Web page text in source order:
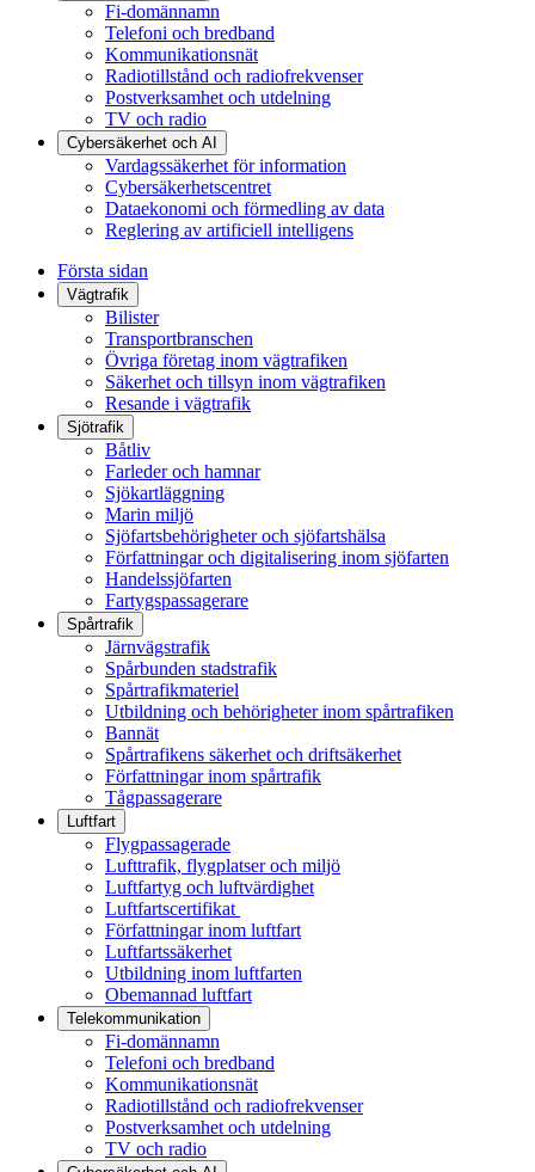
Fi-domännamn
Telefoni och bredband
Kommunikationsnät
Radiotillstånd och radiofrekvenser
Postverksamhet och utdelning
TV och radio
Cybersäkerhet och AI
Vardagssäkerhet för information
Cybersäkerhetscentret
Dataekonomi och förmedling av data
Reglering av artificiell intelligens
Första sidan
Vägtrafik
Bilister
Transportbranschen
Övriga företag inom vägtrafiken
Säkerhet och tillsyn inom vägtrafiken
Resande i vägtrafik
Sjötrafik
Båtliv
Farleder och hamnar
Sjökartläggning
Marin miljö
Sjöfartsbehörigheter och sjöfartshälsa
Författningar och digitalisering inom sjöfarten
Handelssjöfarten
Fartygspassagerare
Spårtrafik
Järnvägstrafik
Spårbunden stadstrafik
Spårtrafikmateriel
Utbildning och behörigheter inom spårtrafiken
Bannät
Spårtrafikens säkerhet och driftsäkerhet
Författningar inom spårtrafik
Tågpassagerare
Luftfart
Flygpassagerade
Lufttrafik, flygplatser och miljö
Luftfartyg och luftvärdighet
Luftfartscertifikat
Författningar inom luftfart
Luftfartssäkerhet
Utbildning inom luftfarten
Obemannad luftfart
Telekommunikation
Fi-domännamn
Telefoni och bredband
Kommunikationsnät
Radiotillstånd och radiofrekvenser
Postverksamhet och utdelning
TV och radio